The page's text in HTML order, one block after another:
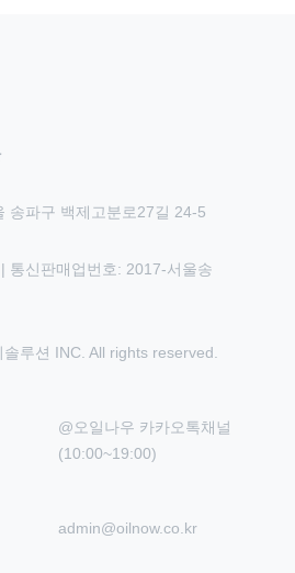
송파구 백제고분로27길 24-5
통신판매업번호: 2017-서울송
루션 INC. All rights reserved.
@오일나우 카카오톡채널
(10:00~19:00)
admin@oilnow.co.kr